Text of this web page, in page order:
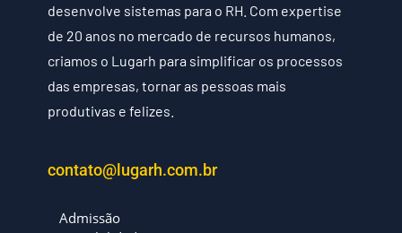
desenvolve sistemas para o RH. Com expertise
de 20 anos no mercado de recursos humanos,
criamos o Lugarh para simplificar os processos
das empresas, tornar as pessoas mais
produtivas e felizes.
contato@lugarh.com.br
Admissão